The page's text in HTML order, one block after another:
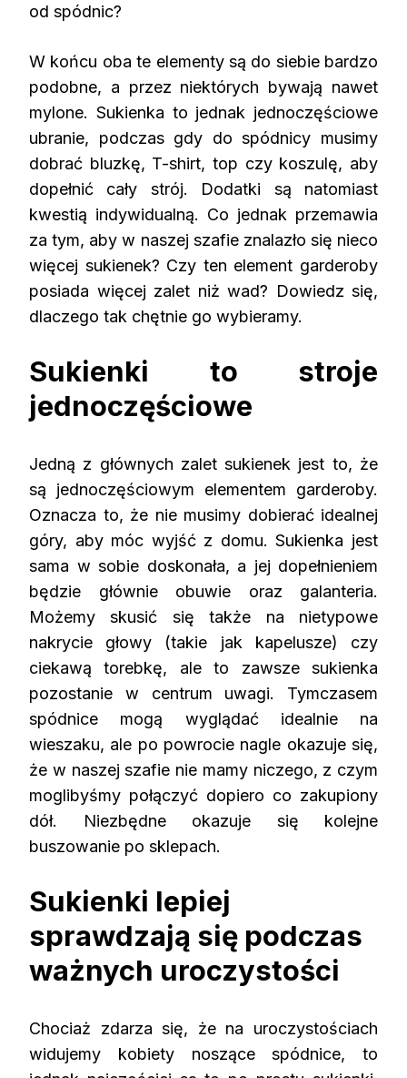
od spódnic?
W końcu oba te elementy są do siebie bardzo
podobne, a przez niektórych bywają nawet
mylone. Sukienka to jednak jednoczęściowe
ubranie, podczas gdy do spódnicy musimy
dobrać bluzkę, T-shirt, top czy koszulę, aby
dopełnić cały strój. Dodatki są natomiast
kwestią indywidualną. Co jednak przemawia
za tym, aby w naszej szafie znalazło się nieco
więcej sukienek? Czy ten element garderoby
posiada więcej zalet niż wad? Dowiedz się,
dlaczego tak chętnie go wybieramy.
Sukienki to stroje
jednoczęściowe
Jedną z głównych zalet sukienek jest to, że
są jednoczęściowym elementem garderoby.
Oznacza to, że nie musimy dobierać idealnej
góry, aby móc wyjść z domu. Sukienka jest
sama w sobie doskonała, a jej dopełnieniem
będzie głównie obuwie oraz galanteria.
Możemy skusić się także na nietypowe
nakrycie głowy (takie jak kapelusze) czy
ciekawą torebkę, ale to zawsze sukienka
pozostanie w centrum uwagi. Tymczasem
spódnice mogą wyglądać idealnie na
wieszaku, ale po powrocie nagle okazuje się,
że w naszej szafie nie mamy niczego, z czym
moglibyśmy połączyć dopiero co zakupiony
dół. Niezbędne okazuje się kolejne
buszowanie po sklepach.
Sukienki lepiej
sprawdzają się podczas
ważnych uroczystości
Chociaż zdarza się, że na uroczystościach
widujemy kobiety noszącespódnice, to